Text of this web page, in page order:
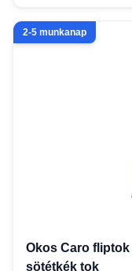
2-5 munkanap
Okos Caro fliptok
sötétkék tok